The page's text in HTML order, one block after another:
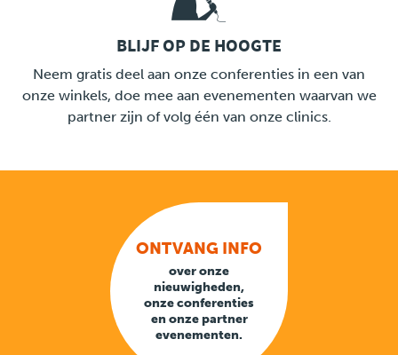
LINK
BLIJF OP DE HOOGTE
Neem gratis deel aan onze conferenties in een van
onze winkels, doe mee aan evenementen waarvan we
partner zijn of volg één van onze clinics.
ONTVANG INFO
over onze
nieuwigheden,
onze conferenties
en onze partner
evenementen.